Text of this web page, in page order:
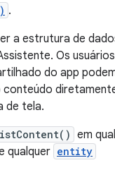
.
a estrutura de
Os
do app
de tela.
em
qualquer entity